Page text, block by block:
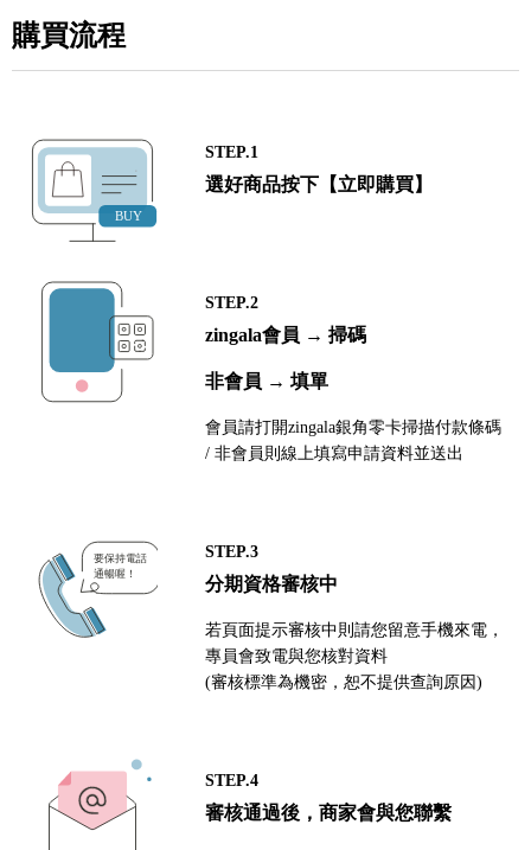
購買流程
STEP.1
選好商品按下【立即購買】
STEP.2
zingala會員 → 掃碼
非會員 → 填單
會員請打開zingala銀角零卡掃描付款條碼
/ 非會員則線上填寫申請資料並送出
STEP.3
分期資格審核中
若頁面提示審核中則請您留意手機來電，
專員會致電與您核對資料
(審核標準為機密，恕不提供查詢原因)
STEP.4
審核通過後，商家會與您聯繫